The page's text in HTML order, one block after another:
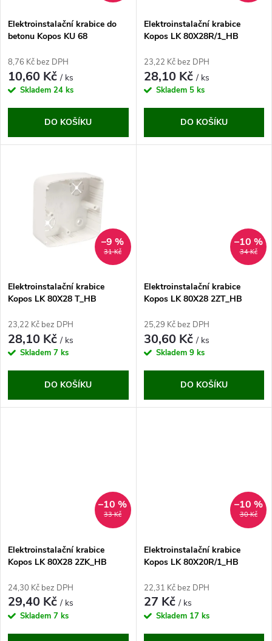
p
r
o
u
s
p
r
o
d
Elektroinstalační krabice do
betonu Kopos KU 68
8,76 Kč bez DPH
10,60 Kč/ ks
Skladem 24 ks
DO KOŠÍKU
Elektroinstalační krabice
Kopos LK 80X28R/1_HB
23,22 Kč bez DPH
28,10 Kč/ ks
Skladem 5 ks
DO KOŠÍKU
31 Kč
–9 %
Elektroinstalační krabice
Kopos LK 80X28 T_HB
23,22 Kč bez DPH
28,10 Kč/ ks
Skladem 7 ks
DO KOŠÍKU
34 Kč
–10 %
Elektroinstalační krabice
Kopos LK 80X28 2ZT_HB
25,29 Kč bez DPH
30,60 Kč/ ks
Skladem 9 ks
DO KOŠÍKU
33 Kč
–10 %
Elektroinstalační krabice
Kopos LK 80X28 2ZK_HB
24,30 Kč bez DPH
29,40 Kč/ ks
Skladem 7 ks
30 Kč
–10 %
Elektroinstalační krabice
Kopos LK 80X20R/1_HB
22,31 Kč bez DPH
27 Kč/ ks
Skladem 17 ks